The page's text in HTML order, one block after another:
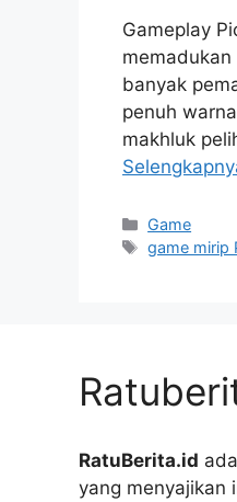
Gameplay
banyak
penuh
makhluk
Kategori
Game
Tag
game mirip
RatuBerita.id
yang menyajikan